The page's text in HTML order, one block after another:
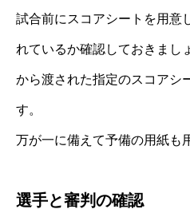
試合前にスコアシートを用意
れているか確認しておきまし
から渡された指定のスコアシ
す。
万が一に備えて予備の用紙も
選手と審判の確認